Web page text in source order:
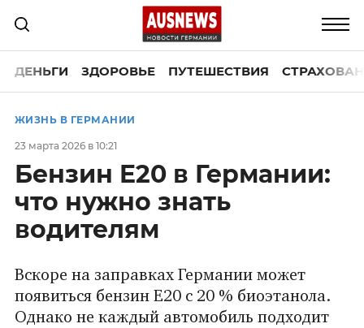
ДЕНЬГИ ЗДОРОВЬЕ ПУТЕШЕСТВИЯ
ЖИЗНЬ В ГЕРМАНИИ
23 марта 2026 в 10:21
Бензин E20 в Германии:
что нужно знать
водителям
Вскоре на заправках Германии может
появиться бензин E20 с 20 % биоэтанола.
Однако не каждый автомобиль подходит